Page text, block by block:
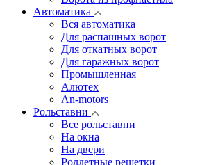
Автоматика
Вся автоматика
Для распашных ворот
Для откатных ворот
Для гаражных ворот
Промышленная
Алютех
An-motors
Рольставни
Все рольставни
На окна
На двери
Роллетные решетки